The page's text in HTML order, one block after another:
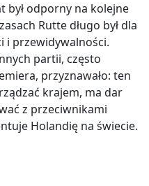
był odporny na kolejne
Rutte długo był dla
i przewidywalności.
partii, często
przyznawało: ten
krajem, ma dar
z przeciwnikami
Holandię na świecie.